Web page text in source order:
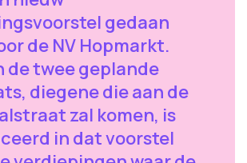
gedaan
de NV Hopmarkt.
de twee geplande
diegene die aan de
zal komen, is
in dat voorstel